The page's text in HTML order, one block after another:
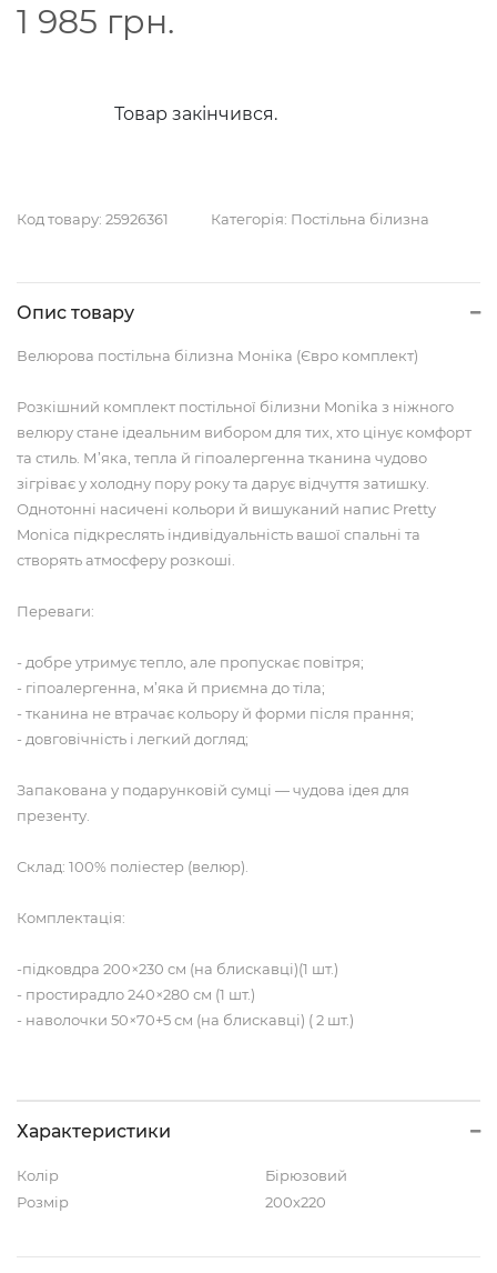
1 985 грн.
Товар закінчився.
Код товару: 25926361 Категорія: Постільна білизна
Опис товару
Велюрова постільна білизна Моніка (Євро комплект)
Розкішний комплект постільної білизни Monika з ніжного
велюру стане ідеальним вибором для тих, хто цінує комфорт
та стиль. М’яка, тепла й гіпоалергенна тканина чудово
зігріває у холодну пору року та дарує відчуття затишку.
Однотонні насичені кольори й вишуканий напис Pretty
Monica підкреслять індивідуальність вашої спальні та
створять атмосферу розкоші.
Переваги:
- добре утримує тепло, але пропускає повітря;
- гіпоалергенна, м’яка й приємна до тіла;
- тканина не втрачає кольору й форми після прання;
- довговічність і легкий догляд;
Запакована у подарунковій сумці — чудова ідея для
презенту.
Склад: 100% поліестер (велюр).
Комплектація:
-підковдра 200×230 см (на блискавці)(1 шт.)
- простирадло 240×280 см (1 шт.)
- наволочки 50×70+5 см (на блискавці) ( 2 шт.)
Характеристики
Колір
Бірюзовий
Розмір
200х220